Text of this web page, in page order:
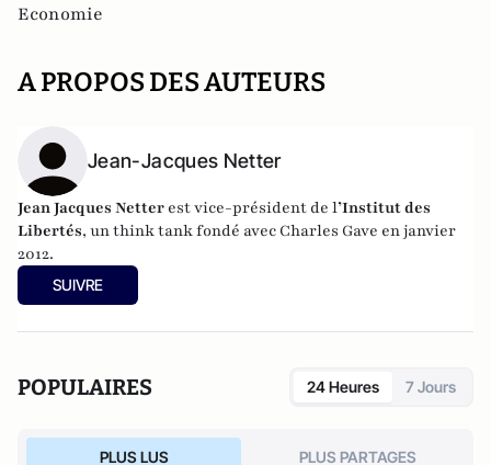
Economie
A PROPOS DES AUTEURS
Jean-Jacques Netter
Jean Jacques Netter est vice-président de l’Institut des
Libertés, un think tank fondé avec Charles Gave en janvier
2012.
SUIVRE
POPULAIRES 24 Heures 7 Jours
PLUS LUS PLUS PARTAGES